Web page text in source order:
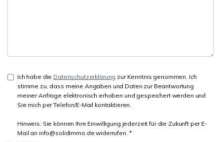
Ich habe die Datenschutzerklärung zur Kenntnis genommen. Ich
stimme zu, dass meine Angaben und Daten zur Beantwortung
meiner Anfrage elektronisch erhoben und gespeichert werden und
Sie mich per Telefon/E-Mail kontaktieren.
Hinweis: Sie können Ihre Einwilligung jederzeit für die Zukunft per E-
Mail an info@solidimmo.de widerrufen. *